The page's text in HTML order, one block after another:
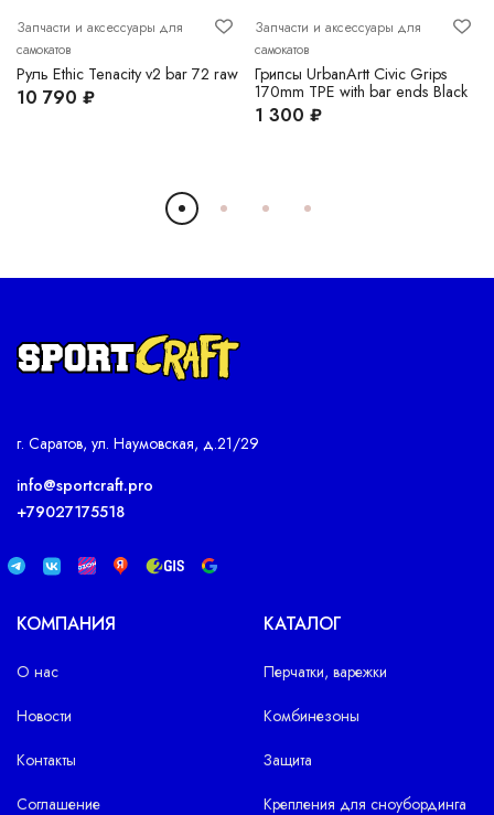
Запчасти и аксессуары для
самокатов
Руль Ethic Tenacity v2 bar 72 raw
10 790 ₽
Запчасти и аксессуары для
самокатов
Грипсы UrbanArtt Civic Grips
170mm TPE with bar ends Black
1 300 ₽
г. Саратов, ул. Наумовская, д.21/29
info@sportcraft.pro
+79027175518
КОМПАНИЯ
О нас
Новости
Контакты
Соглашение
КАТАЛОГ
Перчатки, варежки
Комбинезоны
Защита
Крепления для сноубординга